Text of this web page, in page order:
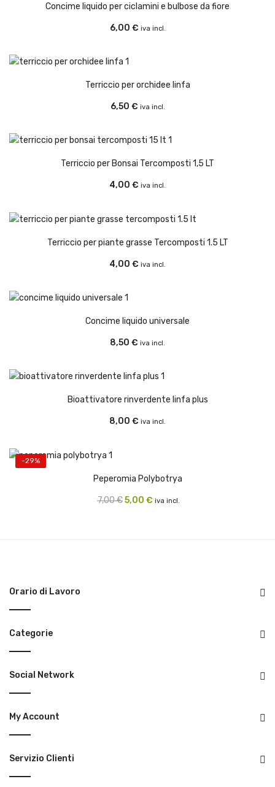
Concime liquido per ciclamini e bulbose da fiore
6,00 € iva incl.
Terriccio per orchidee linfa
6,50 € iva incl.
Terriccio per Bonsai Tercomposti 1,5 LT
4,00 € iva incl.
Terriccio per piante grasse Tercomposti 1.5 LT
4,00 € iva incl.
Concime liquido universale
8,50 € iva incl.
Bioattivatore rinverdente linfa plus
8,00 € iva incl.
-29%
Peperomia Polybotrya
7,00€ Il
5,00 €Iliva incl.
Orario di Lavoro
Categorie
Social Network
My Account
Servizio Clienti